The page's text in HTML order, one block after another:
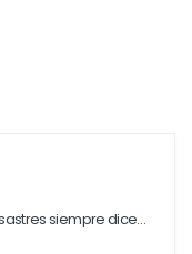
siempre dice…